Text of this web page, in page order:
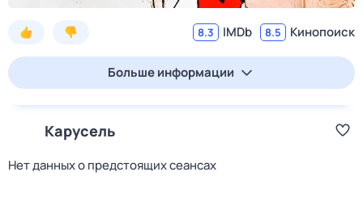
8.3 IMDb 8.5 Кинопоиск
Больше информации
Карусель
Нет данных о предстоящих сеансах